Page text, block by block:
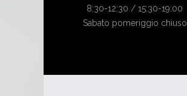
8:30-12:30 / 15:30-19:00
Sabato pomeriggio chiuso